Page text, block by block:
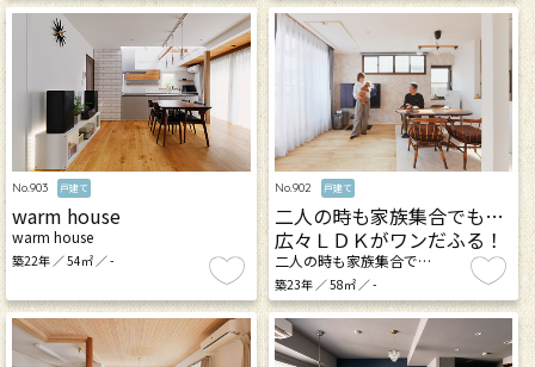
No.903 戸建て
warm house
warm house
築22年 ／ 54㎡ ／ -
No.902 戸建て
二人の時も家族集合でも…
広々ＬＤＫがワンだふる！
二人の時も家族集合で…
築23年 ／ 58㎡ ／ -